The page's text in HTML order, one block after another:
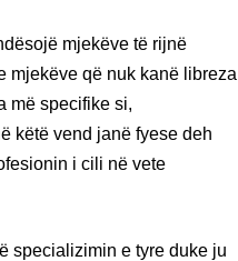
mjekëve të rijnë
mjekëve që nuk kanë libreza
më specifike si,
këtë vend janë fyese deh
i cili në vete
specializimin e tyre duke ju